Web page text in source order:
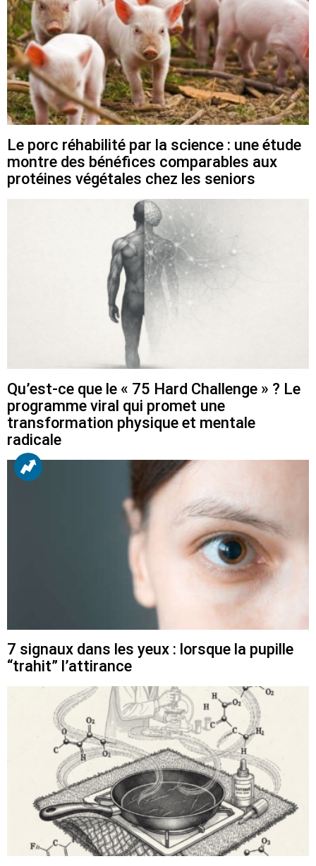
Le porc réhabilité par la science : une étude
montre des bénéfices comparables aux
protéines végétales chez les seniors
Qu’est-ce que le « 75 Hard Challenge » ? Le
programme viral qui promet une
transformation physique et mentale
radicale
7 signaux dans les yeux : lorsque la pupille
“trahit” l’attirance